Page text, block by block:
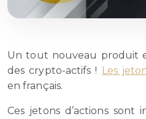
Un tout nouveau produit
des crypto-actifs ! Les
en français.
Ces jetons d’actions sont